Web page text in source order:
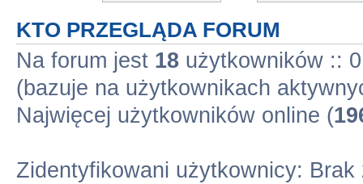
KTO PRZEGLĄDA FORUM
Na forum jest 18 użytkowników ::
(bazuje na użytkownikach
Najwięcej użytkowników online (
Zidentyfikowani użytkownicy: